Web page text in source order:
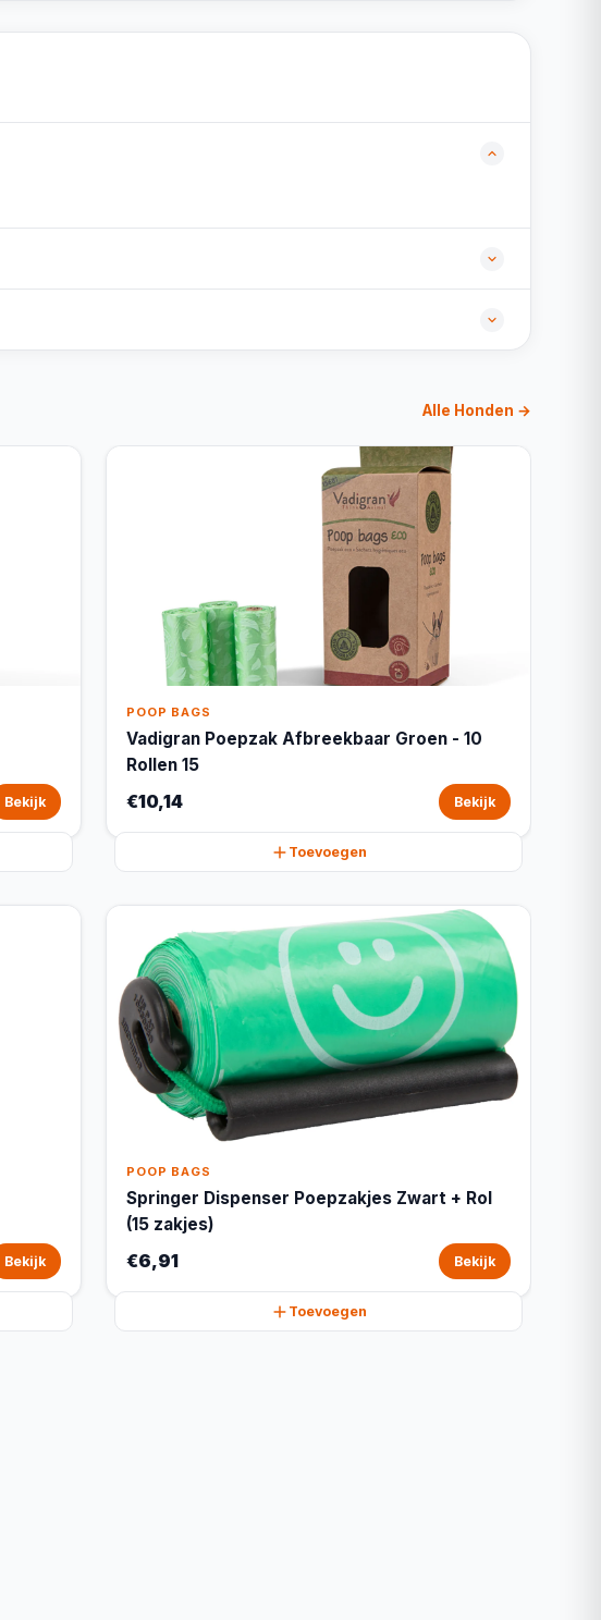
Alle Honden →
Bekijk
POOP BAGS
Vadigran Poepzak Afbreekbaar Groen - 10
Rollen 15
€10,14 Bekijk
Toevoegen
Bekijk
POOP BAGS
Springer Dispenser Poepzakjes Zwart + Rol
(15 zakjes)
€6,91 Bekijk
Toevoegen